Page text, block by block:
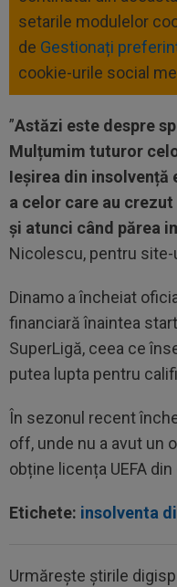
setarile modulelor
de Gestionați
cookie-urile social
”Astăzi este despre
Mulțumim tuturor
Ieșirea din
a celor care au
și atunci când părea
Nicolescu, pentru
Dinamo a încheiat
financiară înaintea
SuperLigă, ceea ce
putea lupta pentru
În sezonul recent
off, unde nu a avut un
obține licența UEFA
Etichete: insolventa
Urmărește știrile